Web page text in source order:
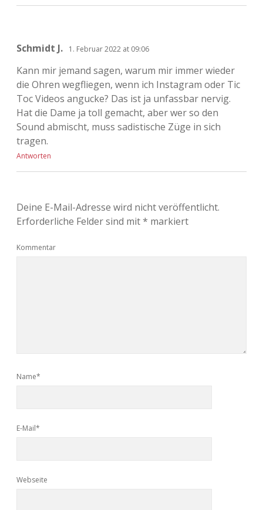
Schmidt J. 1. Februar 2022 at 09:06
Kann mir jemand sagen, warum mir immer wieder
die Ohren wegfliegen, wenn ich Instagram oder Tic
Toc Videos angucke? Das ist ja unfassbar nervig.
Hat die Dame ja toll gemacht, aber wer so den
Sound abmischt, muss sadistische Züge in sich
tragen.
Antworten
Deine E-Mail-Adresse wird nicht veröffentlicht.
Erforderliche Felder sind mit* markiert
Kommentar
Name*
E-Mail*
Webseite